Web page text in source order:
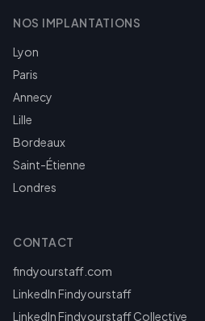
NOS IMPLANTATIONS
Lyon
Paris
Annecy
Lille
Bordeaux
Saint-Étienne
Londres
CONTACT
findyourstaff.com
LinkedIn Findyourstaff
LinkedIn Findyourstaff Collective